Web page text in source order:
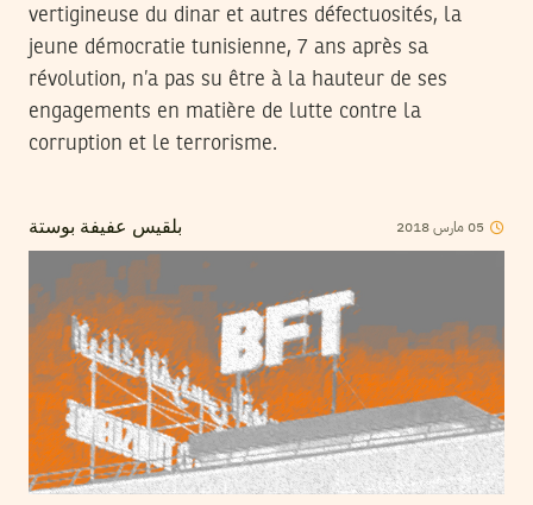
vertigineuse du dinar et autres défectuosités, la
jeune démocratie tunisienne, 7 ans après sa
révolution, n’a pas su être à la hauteur de ses
engagements en matière de lutte contre la
corruption et le terrorisme.
بلقيس عفيفة بوستة 05مارس2018